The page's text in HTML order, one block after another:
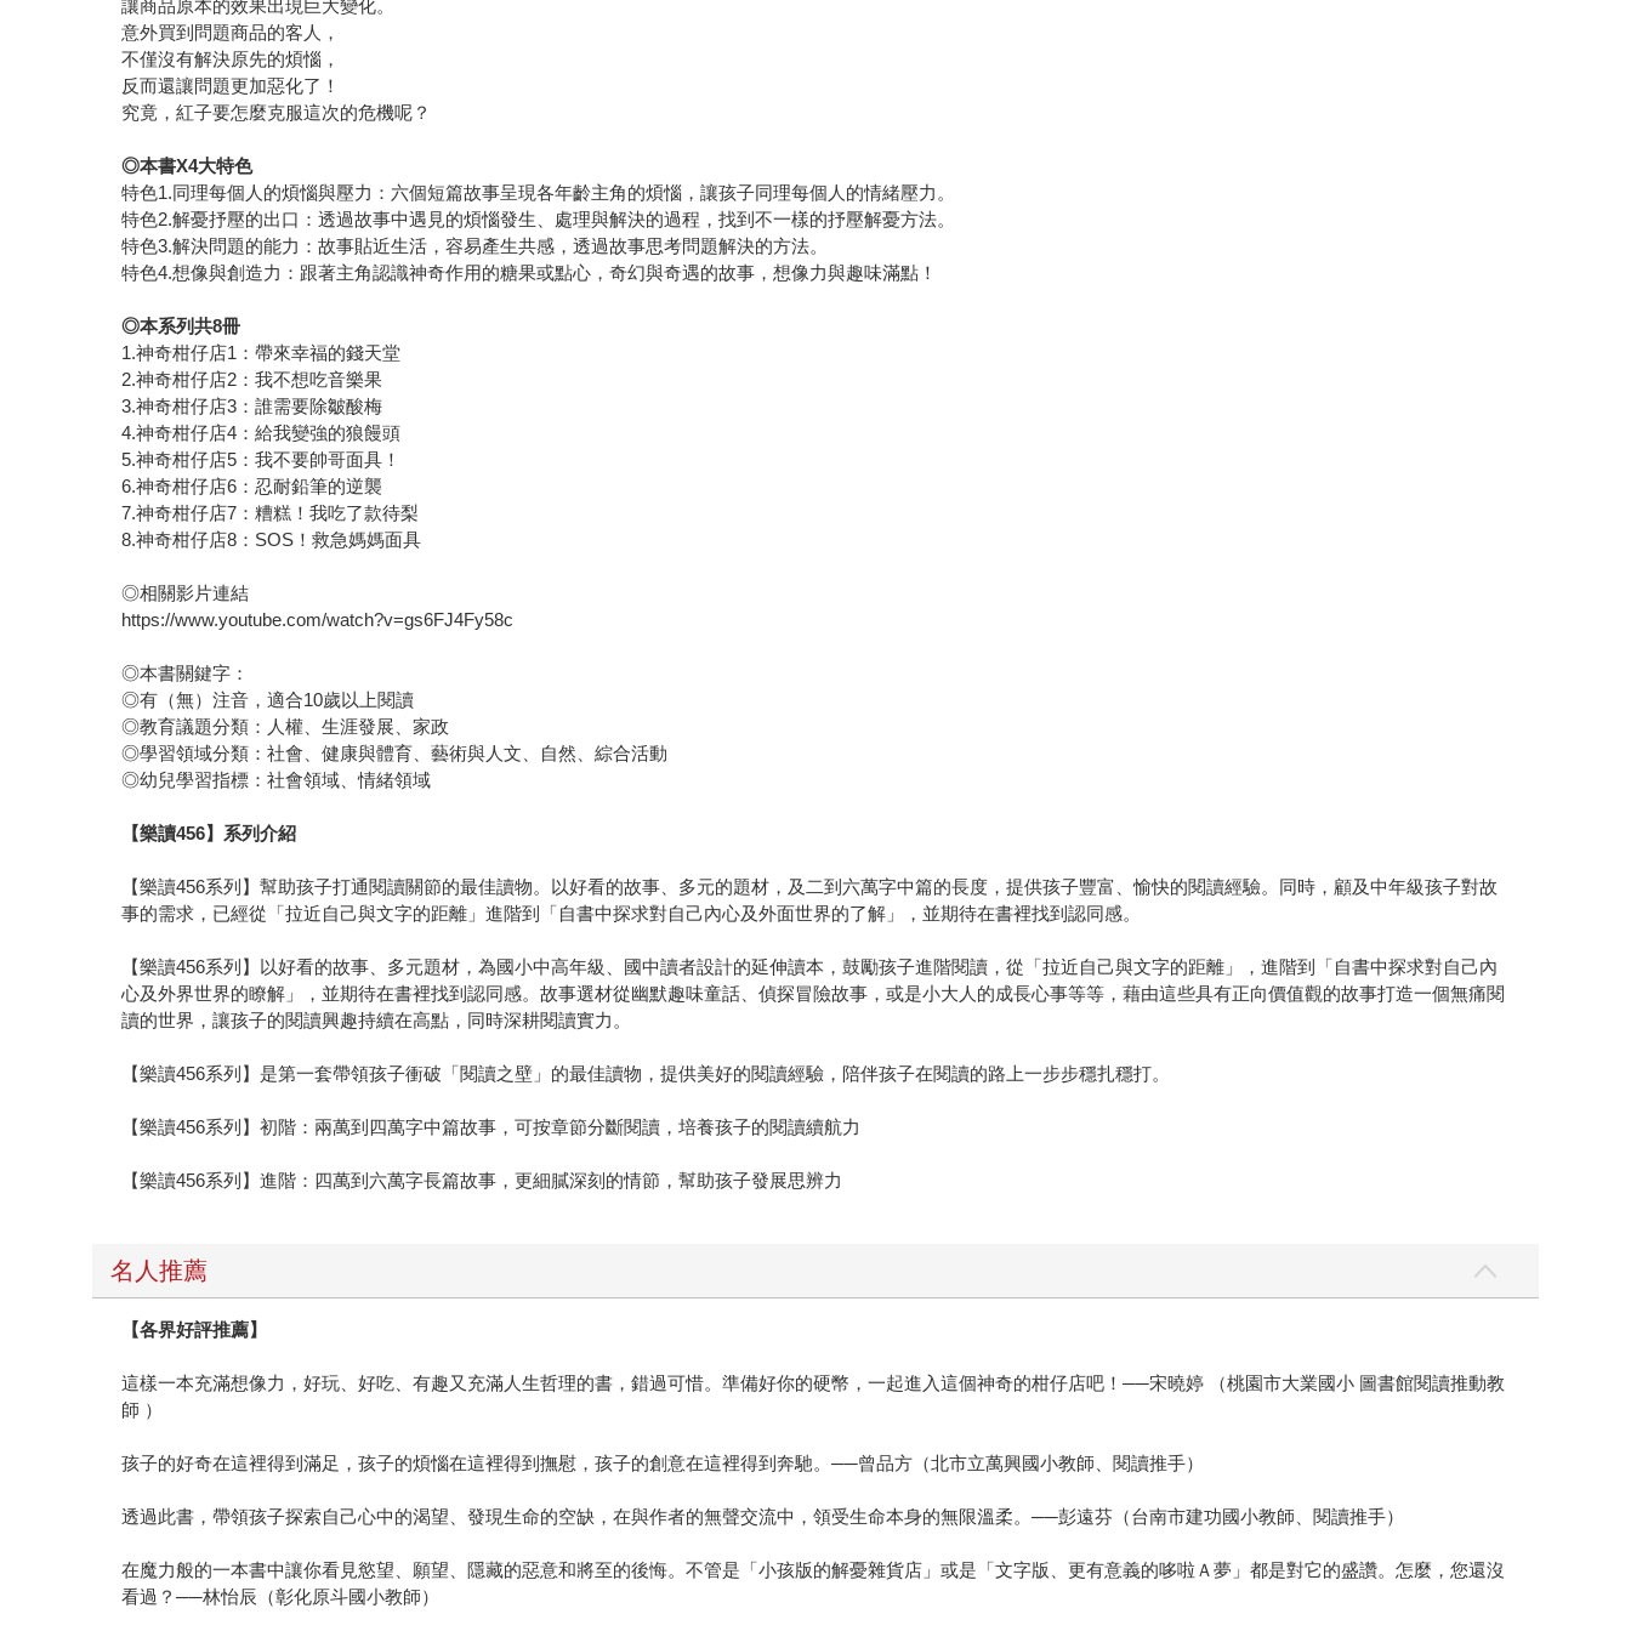
讓商品原本的效果出現巨大變化。
意外買到問題商品的客人，
不僅沒有解決原先的煩惱，
反而還讓問題更加惡化了！
究竟，紅子要怎麼克服這次的危機呢？
◎本書X4大特色
特色1.同理每個人的煩惱與壓力：六個短篇故事呈現各年齡主角的煩惱，讓孩子同理每個人的情緒壓力。
特色2.解憂抒壓的出口：透過故事中遇見的煩惱發生、處理與解決的過程，找到不一樣的抒壓解憂方法。
特色3.解決問題的能力：故事貼近生活，容易產生共感，透過故事思考問題解決的方法。
特色4.想像與創造力：跟著主角認識神奇作用的糖果或點心，奇幻與奇遇的故事，想像力與趣味滿點！
◎本系列共8冊
1.神奇柑仔店1：帶來幸福的錢天堂
2.神奇柑仔店2：我不想吃音樂果
3.神奇柑仔店3：誰需要除皺酸梅
4.神奇柑仔店4：給我變強的狼饅頭
5.神奇柑仔店5：我不要帥哥面具！
6.神奇柑仔店6：忍耐鉛筆的逆襲
7.神奇柑仔店7：糟糕！我吃了款待梨
8.神奇柑仔店8：SOS！救急媽媽面具
◎相關影片連結
https://www.youtube.com/watch?v=gs6FJ4Fy58c
◎本書關鍵字：
◎有（無）注音，適合10歲以上閱讀
◎教育議題分類：人權、生涯發展、家政
◎學習領域分類：社會、健康與體育、藝術與人文、自然、綜合活動
◎幼兒學習指標：社會領域、情緒領域
【樂讀456】系列介紹
【樂讀456系列】幫助孩子打通閱讀關節的最佳讀物。以好看的故事、多元的題材，及二到六萬字中篇的長度，提供孩子豐富、愉快的閱讀經驗。同時，顧及中年級孩子對故
事的需求，已經從「拉近自己與文字的距離」進階到「自書中探求對自己內心及外面世界的了解」，並期待在書裡找到認同感。
【樂讀456系列】以好看的故事、多元題材，為國小中高年級、國中讀者設計的延伸讀本，鼓勵孩子進階閱讀，從「拉近自己與文字的距離」，進階到「自書中探求對自己內
心及外界世界的瞭解」，並期待在書裡找到認同感。故事選材從幽默趣味童話、偵探冒險故事，或是小大人的成長心事等等，藉由這些具有正向價值觀的故事打造一個無痛閱
讀的世界，讓孩子的閱讀興趣持續在高點，同時深耕閱讀實力。
【樂讀456系列】是第一套帶領孩子衝破「閱讀之壁」的最佳讀物，提供美好的閱讀經驗，陪伴孩子在閱讀的路上一步步穩扎穩打。
【樂讀456系列】初階：兩萬到四萬字中篇故事，可按章節分斷閱讀，培養孩子的閱讀續航力
【樂讀456系列】進階：四萬到六萬字長篇故事，更細膩深刻的情節，幫助孩子發展思辨力
名人推薦
【各界好評推薦】
這樣一本充滿想像力，好玩、好吃、有趣又充滿人生哲理的書，錯過可惜。準備好你的硬幣，一起進入這個神奇的柑仔店吧！──宋曉婷 （桃園市大業國小 圖書館閱讀推動教
師 ）
孩子的好奇在這裡得到滿足，孩子的煩惱在這裡得到撫慰，孩子的創意在這裡得到奔馳。──曾品方（北市立萬興國小教師、閱讀推手）
透過此書，帶領孩子探索自己心中的渴望、發現生命的空缺，在與作者的無聲交流中，領受生命本身的無限溫柔。──彭遠芬（台南市建功國小教師、閱讀推手）
在魔力般的一本書中讓你看見慾望、願望、隱藏的惡意和將至的後悔。不管是「小孩版的解憂雜貨店」或是「文字版、更有意義的哆啦Ａ夢」都是對它的盛讚。怎麼，您還沒
看過？──林怡辰（彰化原斗國小教師）